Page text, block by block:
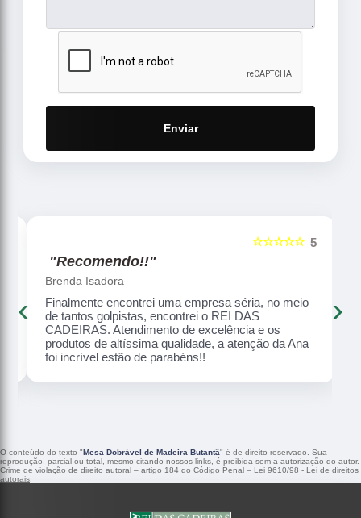
Enviar
5
☆☆☆☆☆
"Recomendo!!"
Brenda Isadora
Finalmente encontrei uma empresa séria, no meio
de tantos golpistas, encontrei o REI DAS
CADEIRAS. Atendimento de excelência e os
produtos de altíssima qualidade, a atenção da Ana
foi incrível estão de parabéns!!
‹ ›
O conteúdo do texto "Mesa Dobrável de Madeira Butantã" é de direito reservado. Sua
reprodução, parcial ou total, mesmo citando nossos links, é proibida sem a autorização do autor.
Crime de violação de direito autoral – artigo 184 do Código Penal – Lei 9610/98 - Lei de direitos
autorais